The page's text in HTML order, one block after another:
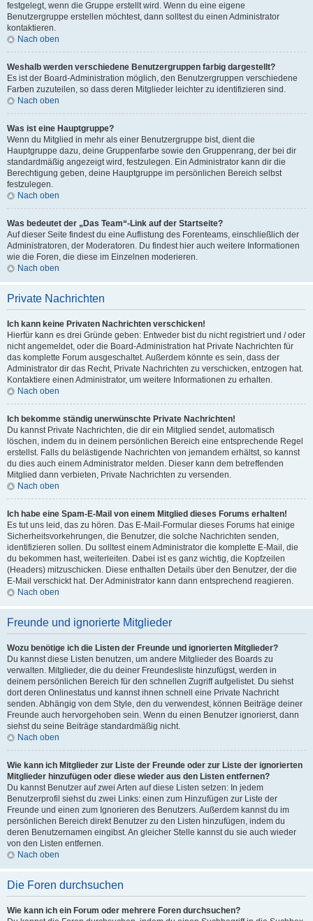
festgelegt, wenn die Gruppe erstellt wird. Wenn du eine eigene
Benutzergruppe erstellen möchtest, dann solltest du einen Administrator
kontaktieren.
Nach oben
Weshalb werden verschiedene Benutzergruppen farbig dargestellt?
Es ist der Board-Administration möglich, den Benutzergruppen verschiedene
Farben zuzuteilen, so dass deren Mitglieder leichter zu identifizieren sind.
Nach oben
Was ist eine Hauptgruppe?
Wenn du Mitglied in mehr als einer Benutzergruppe bist, dient die
Hauptgruppe dazu, deine Gruppenfarbe sowie den Gruppenrang, der bei dir
standardmäßig angezeigt wird, festzulegen. Ein Administrator kann dir die
Berechtigung geben, deine Hauptgruppe im persönlichen Bereich selbst
festzulegen.
Nach oben
Was bedeutet der „Das Team“-Link auf der Startseite?
Auf dieser Seite findest du eine Auflistung des Forenteams, einschließlich der
Administratoren, der Moderatoren. Du findest hier auch weitere Informationen
wie die Foren, die diese im Einzelnen moderieren.
Nach oben
Private Nachrichten
Ich kann keine Privaten Nachrichten verschicken!
Hierfür kann es drei Gründe geben: Entweder bist du nicht registriert und / oder
nicht angemeldet, oder die Board-Administration hat Private Nachrichten für
das komplette Forum ausgeschaltet. Außerdem könnte es sein, dass der
Administrator dir das Recht, Private Nachrichten zu verschicken, entzogen hat.
Kontaktiere einen Administrator, um weitere Informationen zu erhalten.
Nach oben
Ich bekomme ständig unerwünschte Private Nachrichten!
Du kannst Private Nachrichten, die dir ein Mitglied sendet, automatisch
löschen, indem du in deinem persönlichen Bereich eine entsprechende Regel
erstellst. Falls du belästigende Nachrichten von jemandem erhältst, so kannst
du dies auch einem Administrator melden. Dieser kann dem betreffenden
Mitglied dann verbieten, Private Nachrichten zu versenden.
Nach oben
Ich habe eine Spam-E-Mail von einem Mitglied dieses Forums erhalten!
Es tut uns leid, das zu hören. Das E-Mail-Formular dieses Forums hat einige
Sicherheitsvorkehrungen, die Benutzer, die solche Nachrichten senden,
identifizieren sollen. Du solltest einem Administrator die komplette E-Mail, die
du bekommen hast, weiterleiten. Dabei ist es ganz wichtig, die Kopfzeilen
(Headers) mitzuschicken. Diese enthalten Details über den Benutzer, der die
E-Mail verschickt hat. Der Administrator kann dann entsprechend reagieren.
Nach oben
Freunde und ignorierte Mitglieder
Wozu benötige ich die Listen der Freunde und ignorierten Mitglieder?
Du kannst diese Listen benutzen, um andere Mitglieder des Boards zu
verwalten. Mitglieder, die du deiner Freundesliste hinzufügst, werden in
deinem persönlichen Bereich für den schnellen Zugriff aufgelistet. Du siehst
dort deren Onlinestatus und kannst ihnen schnell eine Private Nachricht
senden. Abhängig von dem Style, den du verwendest, können Beiträge deiner
Freunde auch hervorgehoben sein. Wenn du einen Benutzer ignorierst, dann
siehst du seine Beiträge standardmäßig nicht.
Nach oben
Wie kann ich Mitglieder zur Liste der Freunde oder zur Liste der ignorierten
Mitglieder hinzufügen oder diese wieder aus den Listen entfernen?
Du kannst Benutzer auf zwei Arten auf diese Listen setzen: In jedem
Benutzerprofil siehst du zwei Links: einen zum Hinzufügen zur Liste der
Freunde und einen zum Ignorieren des Benutzers. Außerdem kannst du im
persönlichen Bereich direkt Benutzer zu den Listen hinzufügen, indem du
deren Benutzernamen eingibst. An gleicher Stelle kannst du sie auch wieder
von den Listen entfernen.
Nach oben
Die Foren durchsuchen
Wie kann ich ein Forum oder mehrere Foren durchsuchen?